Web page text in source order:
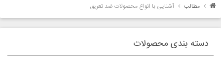
مطالب آشنایی با انواع محصولات ضد تعریق
دسته بندی محصولات